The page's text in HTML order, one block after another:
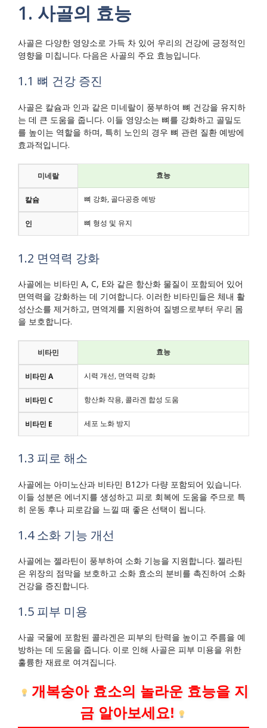
1. 사골의 효능
사골은 다양한 영양소로 가득 차 있어 우리의 건강에 긍정적인
영향을 미칩니다. 다음은 사골의 주요 효능입니다.
1.1 뼈 건강 증진
사골은 칼슘과 인과 같은 미네랄이 풍부하여 뼈 건강을 유지하
는 데 큰 도움을 줍니다. 이들 영양소는 뼈를 강화하고 골밀도
를 높이는 역할을 하며, 특히 노인의 경우 뼈 관련 질환 예방에
효과적입니다.
미네랄 효능
칼슘 뼈 강화, 골다공증 예방
인 뼈 형성 및 유지
1.2 면역력 강화
사골에는 비타민 A, C, E와 같은 항산화 물질이 포함되어 있어
면역력을 강화하는 데 기여합니다. 이러한 비타민들은 체내 활
성산소를 제거하고, 면역계를 지원하여 질병으로부터 우리 몸
을 보호합니다.
비타민 효능
비타민 A 시력 개선, 면역력 강화
비타민 C 항산화 작용, 콜라겐 합성 도움
비타민 E 세포 노화 방지
1.3 피로 해소
사골에는 아미노산과 비타민 B12가 다량 포함되어 있습니다.
이들 성분은 에너지를 생성하고 피로 회복에 도움을 주므로 특
히 운동 후나 피로감을 느낄 때 좋은 선택이 됩니다.
1.4 소화 기능 개선
사골에는 젤라틴이 풍부하여 소화 기능을 지원합니다. 젤라틴
은 위장의 점막을 보호하고 소화 효소의 분비를 촉진하여 소화
건강을 증진합니다.
1.5 피부 미용
사골 국물에 포함된 콜라겐은 피부의 탄력을 높이고 주름을 예
방하는 데 도움을 줍니다. 이로 인해 사골은 피부 미용을 위한
훌륭한 재료로 여겨집니다.
개복숭아 효소의 놀라운 효능을 지
금 알아보세요!